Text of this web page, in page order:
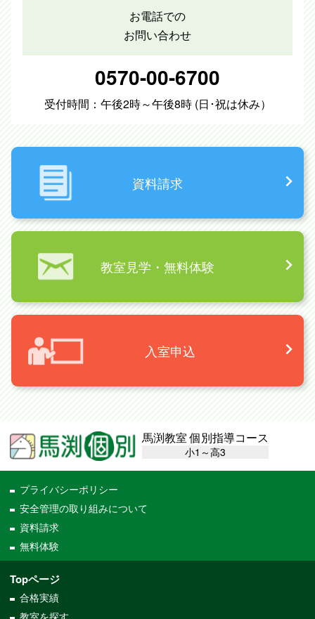
お電話での
お問い合わせ
0570-00-6700
受付時間：午後2時～午後8時 (日･祝は休み）
資料請求
教室見学・無料体験
入室申込
馬渕教室 個別指導コース
小1～高3
プライバシーポリシー
安全管理の取り組みについて
資料請求
無料体験
Topページ
合格実績